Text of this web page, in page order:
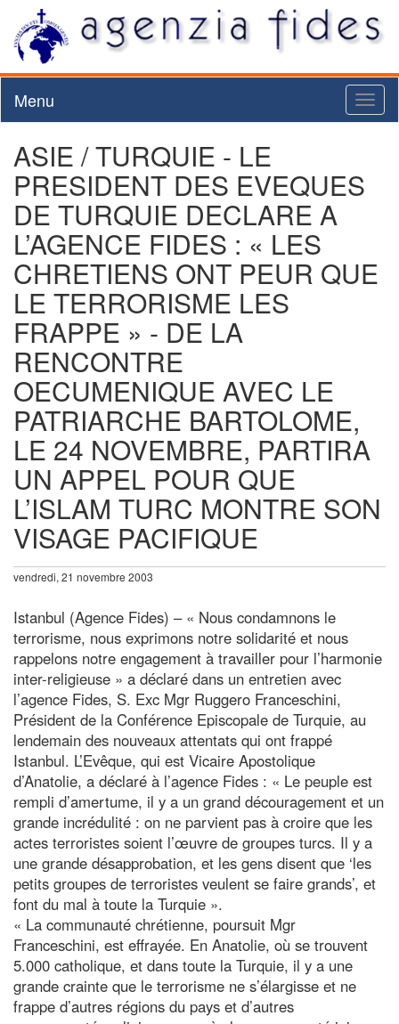
Menu
ASIE / TURQUIE - LE
PRESIDENT DES EVEQUES
DE TURQUIE DECLARE A
L’AGENCE FIDES : « LES
CHRETIENS ONT PEUR QUE
LE TERRORISME LES
FRAPPE » - DE LA
RENCONTRE
OECUMENIQUE AVEC LE
PATRIARCHE BARTOLOME,
LE 24 NOVEMBRE, PARTIRA
UN APPEL POUR QUE
L’ISLAM TURC MONTRE SON
VISAGE PACIFIQUE
vendredi, 21 novembre 2003
Istanbul (Agence Fides) – « Nous condamnons le
terrorisme, nous exprimons notre solidarité et nous
rappelons notre engagement à travailler pour l’harmonie
inter-religieuse » a déclaré dans un entretien avec
l’agence Fides, S. Exc Mgr Ruggero Franceschini,
Président de la Conférence Episcopale de Turquie, au
lendemain des nouveaux attentats qui ont frappé
Istanbul. L’Evêque, qui est Vicaire Apostolique
d’Anatolie, a déclaré à l’agence Fides : « Le peuple est
rempli d’amertume, il y a un grand découragement et un
grande incrédulité : on ne parvient pas à croire que les
actes terroristes soient l’œuvre de groupes turcs. Il y a
une grande désapprobation, et les gens disent que ‘les
petits groupes de terroristes veulent se faire grands’, et
font du mal à toute la Turquie ».
« La communauté chrétienne, poursuit Mgr
Franceschini, est effrayée. En Anatolie, où se trouvent
5.000 catholique, et dans toute la Turquie, il y a une
grande crainte que le terrorisme ne s’élargisse et ne
frappe d’autres régions du pays et d’autres